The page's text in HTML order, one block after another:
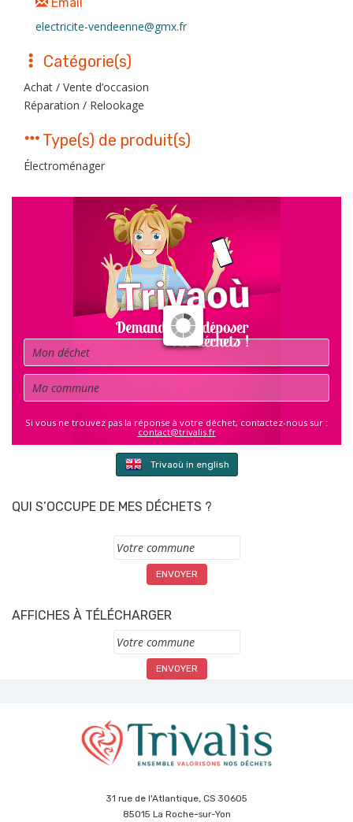
electricite-vendeenne@gmx.fr
Catégorie(s)
Achat / Vente d’occasion
Réparation / Relookage
Type(s) de produit(s)
Électroménager
Déchet
Commune
Si vous ne trouvez pas la réponse à votre déchet, contactez-nous sur :
contact@trivalis.fr
Trivaoù in english
QUI S’OCCUPE DE MES DÉCHETS ?
Commune
AFFICHES À TÉLÉCHARGER
Commune
31 rue de l'Atlantique, CS 30605
85015 La Roche-sur-Yon